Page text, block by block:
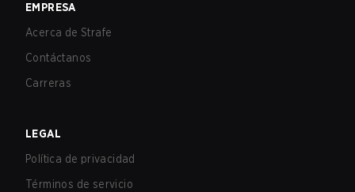
EMPRESA
Acerca de Strafe
Contáctanos
Carreras
LEGAL
Política de privacidad
Términos de servicio